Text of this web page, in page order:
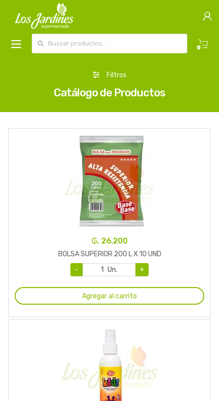
0
Filtros
Catálogo de Productos
₲. 26.200
BOLSA SUPERIOR 200 L X 10 UND
-
Un. +
Agregar al carrito